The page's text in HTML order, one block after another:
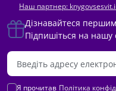
Наш партнер:
Дізнавайтеся
Підпишіться на нашу
Я прочитав Політика